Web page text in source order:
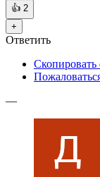
👍 2
+
Ответить
Скопировать
—